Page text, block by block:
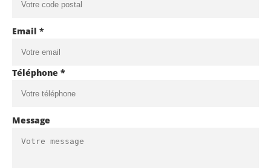
Email *
Téléphone *
Message